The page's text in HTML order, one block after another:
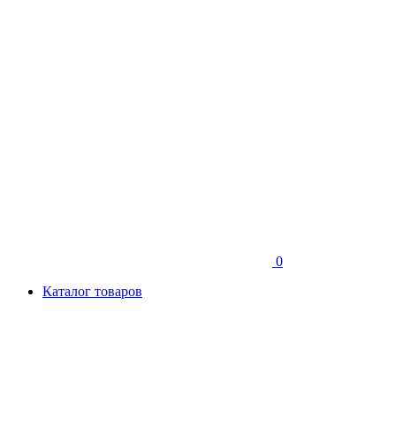
0
Каталог товаров